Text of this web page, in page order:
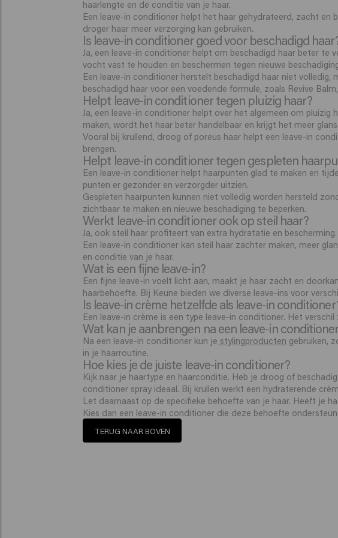
haarlengte en de conditie van je haar.
Een leave-in conditioner helpt het haar gehydrateerd, zacht en
droger haar meer verzorging kan gebruiken.
Is leave-in conditioner goed voor beschadigd
Ja, een leave-in conditioner helpt om beschadigd haar beter te
vocht vast te houden en beschermen tegen nieuwe
Een leave-in conditioner herstelt beschadigd haar niet
beschadigd haar voor een voedende formule, zoals Revive
Helpt leave-in conditioner tegen pluizig haar?
Ja, een leave-in conditioner helpt over het algemeen om
maken, wordt het haar beter handelbaar en krijgt het meer glans.
Vooral bij krullend, droog of poreus haar helpt een leave-in
brengen.
Helpt leave-in conditioner tegen gespleten
Een leave-in conditioner helpt haarpunten glad te maken en
punten er gezonder en verzorgder uitzien.
Gespleten haarpunten kunnen niet volledig worden hersteld
zichtbaar te maken en nieuwe beschadiging te beperken.
Werkt leave-in conditioner ook op steil haar?
Ja, ook steil haar profiteert van extra hydratatie en
Een leave-in conditioner kan steil haar zachter maken, meer
en conditie van je haar.
Wat is een fijne leave-in?
Een fijne leave-in voelt licht aan, maakt je haar zacht en
haarbehoefte. Bij Keune bieden we diverse leave-ins voor
Is leave-in crème hetzelfde als leave-in
Een leave-in crème is een type leave-in conditioner. Het
Wat kan je aanbrengen na een leave-in
Na een leave-in conditioner kun je stylingproducten gebruiken,
in je haarroutine.
Hoe kies je de juiste leave-in conditioner?
Kijk naar je haartype en haarconditie. Heb je droog of
conditioner spray ideaal. Bij krullen werkt een hydraterende
Let daarnaast op de specifieke behoefte van je haar. Heeft je
Kies dan een leave-in conditioner die deze behoefte
TERUG NAAR BOVEN